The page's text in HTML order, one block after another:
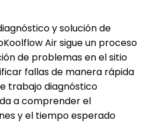
y solución de
Air sigue un proceso
de problemas en el sitio
fallas de manera rápida
trabajo diagnóstico
a comprender el
y el tiempo esperado